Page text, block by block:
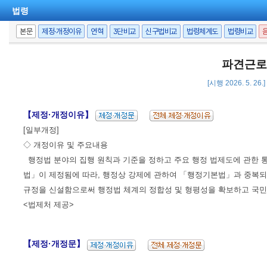
법령
본문 제정·개정이유 연혁 3단비교 신구법비교 법령체계도 법령비교
파견근
[시행 2026. 5.
【제정·개정이유】
[일부개정]
◇ 개정이유 및 주요내용
행정법 분야의 집행 원칙과 기준을 정하고 주요 행정 법제도에 관한
법」이 제정됨에 따라, 행정상 강제에 관하여 「행정기본법」과 중복
규정을 신설함으로써 행정법 체계의 정합성 및 형평성을 확보하고 국
<법제처 제공>
【제정·개정문】